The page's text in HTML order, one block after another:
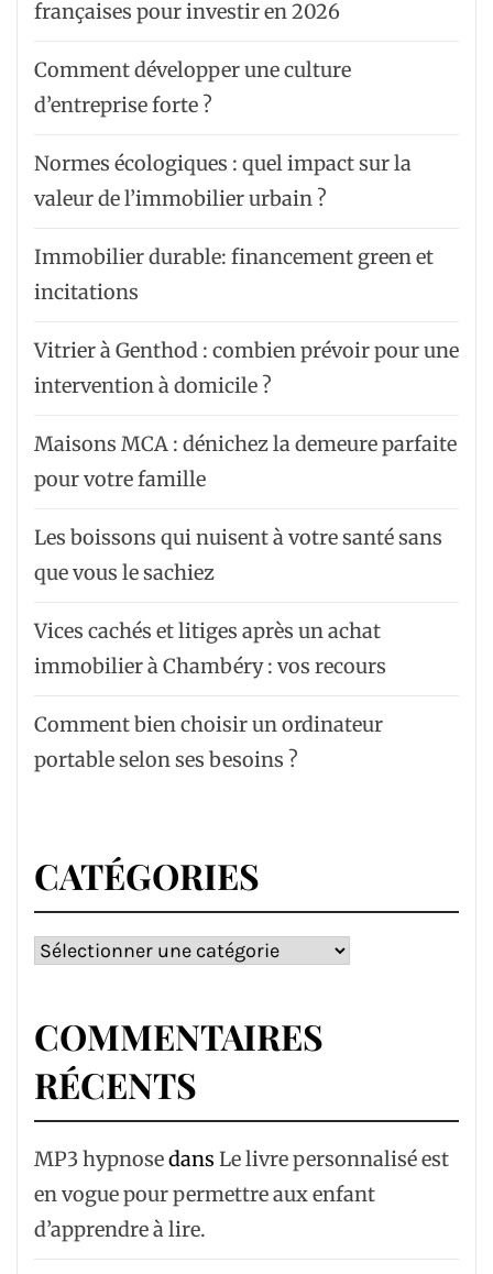
françaises pour investir en 2026
Comment développer une culture
d’entreprise forte ?
Normes écologiques : quel impact sur la
valeur de l’immobilier urbain ?
Immobilier durable: financement green et
incitations
Vitrier à Genthod : combien prévoir pour une
intervention à domicile ?
Maisons MCA : dénichez la demeure parfaite
pour votre famille
Les boissons qui nuisent à votre santé sans
que vous le sachiez
Vices cachés et litiges après un achat
immobilier à Chambéry : vos recours
Comment bien choisir un ordinateur
portable selon ses besoins ?
CATÉGORIES
Catégories
COMMENTAIRES
RÉCENTS
MP3 hypnosedans Le livre personnalisé est
en vogue pour permettre aux enfant
d’apprendre à lire.